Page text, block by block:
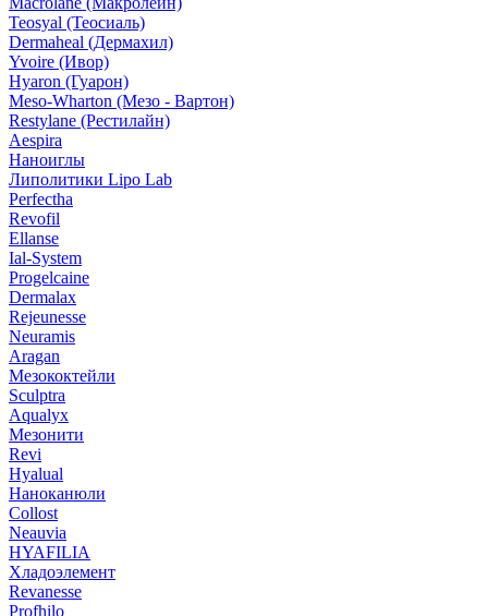
Teosyal (Теосиаль)
Dermaheal (Дермахил)
Yvoire (Ивор)
Hyaron (Гуарон)
Meso-Wharton (Мезо - Вартон)
Restylane (Рестилайн)
Aespira
Наноиглы
Липолитики Lipo Lab
Perfectha
Revofil
Ellanse
Ial-System
Progelcaine
Dermalax
Rejeunesse
Neuramis
Aragan
Мезококтейли
Sculptra
Aqualyx
Мезонити
Revi
Hyalual
Наноканюли
Collost
Neauvia
HYAFILIA
Хладоэлемент
Revanesse
Profhilo